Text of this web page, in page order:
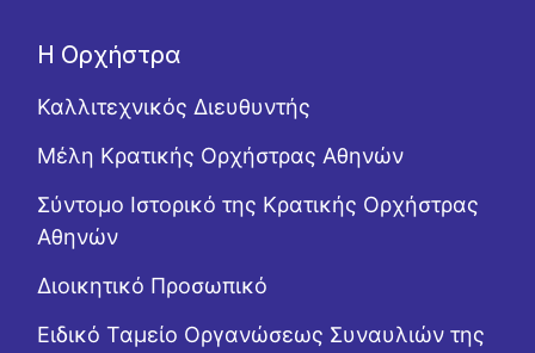
Η Ορχήστρα
Καλλιτεχνικός Διευθυντής
Μέλη Κρατικής Ορχήστρας Αθηνών
Σύντομο Ιστορικό της Κρατικής Ορχήστρας
Αθηνών
Διοικητικό Προσωπικό
Ειδικό Ταμείο Οργανώσεως Συναυλιών της